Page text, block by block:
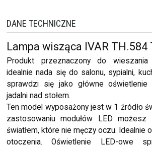
DANE TECHNICZNE
Lampa wisząca IVAR TH.584
Produkt przeznaczony do
idealnie nada się do salonu, sypialni,
sprawdzi się jako główne
jadalni nad stołem.
Ten model wyposażony jest w 1 źródło
zastosowaniu modułów LED
światłem, które nie męczy oczu. Idealnie
otoczenia. Oświetlenie LED-owe